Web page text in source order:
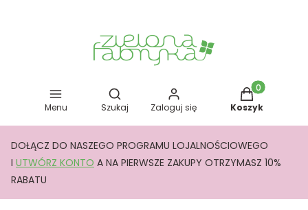
Menu
Otwórz wyszukiwarkę
Szukaj Zaloguj się
Produkty w
Koszyk
DOŁĄCZ DO NASZEGO PROGRAMU LOJALNOŚCIOWEGO
I UTWÓRZ KONTO A NA PIERWSZE ZAKUPY OTRZYMASZ 10%
RABATU